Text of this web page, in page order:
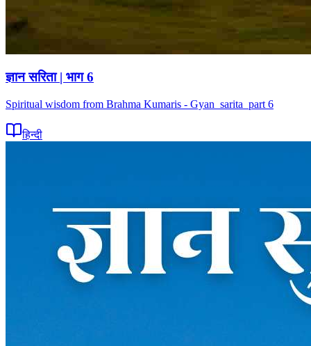
ज्ञान सरिता | भाग 6
Spiritual wisdom from Brahma Kumaris - Gyan_sarita_part 6
हिन्दी